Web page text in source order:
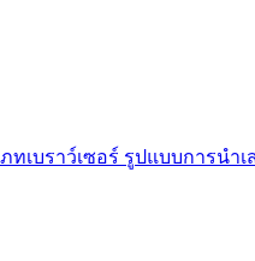
บราว์เซอร์ รูปแบบการนำ